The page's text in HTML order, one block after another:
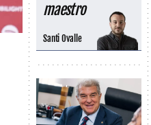
maestro
Santi Ovalle